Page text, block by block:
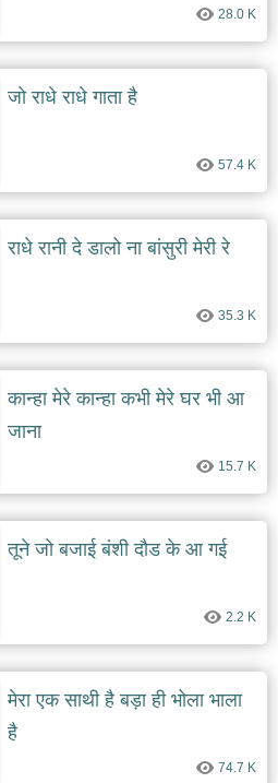
28.0 K
जो राधे राधे गाता है
57.4 K
राधे रानी दे डालो ना बांसुरी मेरी रे
35.3 K
कान्हा मेरे कान्हा कभी मेरे घर भी आ
जाना
15.7 K
तूने जो बजाई बंशी दौड के आ गई
2.2 K
मेरा एक साथी है बड़ा ही भोला भाला
है
74.7 K